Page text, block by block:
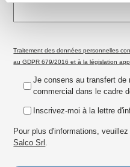
Traitement des données personnelles
au GDPR 679/2016 et à la législation
Je consens au transfert de
commercial dans le cadre
Inscrivez-moi à la lettre
Pour plus d'informations,
Salco Srl